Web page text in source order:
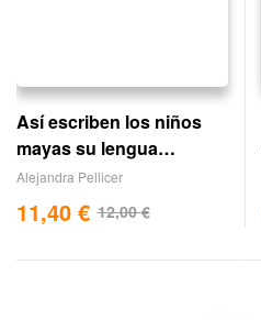
Así escriben los niños
mayas su lengua
materna
Alejandra Pellicer
12,00€
11,40 €